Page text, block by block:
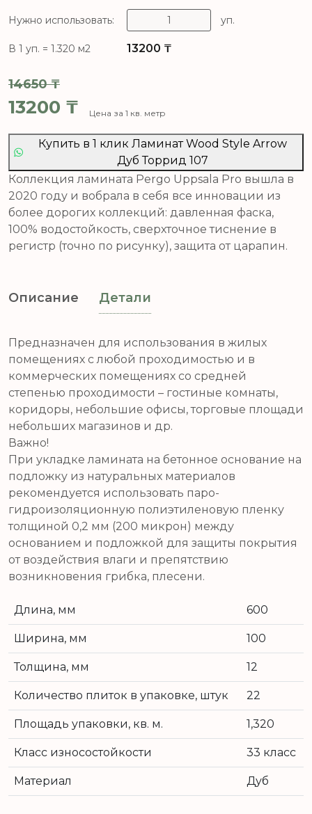
Нужно использовать: уп.
В 1 уп. = 1.320 м2 13200 ₸
14650₸
Первоначальная цена
13200 ₸
Текущая цена: 13200 ₸.
Цена за 1 кв. метр
Купить в 1 клик Ламинат Wood Style Arrow
Дуб Торрид 107
Коллекция ламината Pergo Uppsala Pro вышла в
2020 году и вобрала в себя все инновации из
более дорогих коллекций: давленная фаска,
100% водостойкость, сверхточное тиснение в
регистр (точно по рисунку), защита от царапин.
Описание Детали
Предназначен для использования в жилых
помещениях с любой проходимостью и в
коммерческих помещениях со средней
степенью проходимости – гостиные комнаты,
коридоры, небольшие офисы, торговые площади
небольших магазинов и др.
Важно!
При укладке ламината на бетонное основание на
подложку из натуральных материалов
рекомендуется использовать паро-
гидроизоляционную полиэтиленовую пленку
толщиной 0,2 мм (200 микрон) между
основанием и подложкой для защиты покрытия
от воздействия влаги и препятствию
возникновения грибка, плесени.
Длина, мм 600
Ширина, мм 100
Толщина, мм 12
Количество плиток в упаковке, штук 22
Площадь упаковки, кв. м. 1,320
Класс износостойкости 33 класс
Материал Дуб